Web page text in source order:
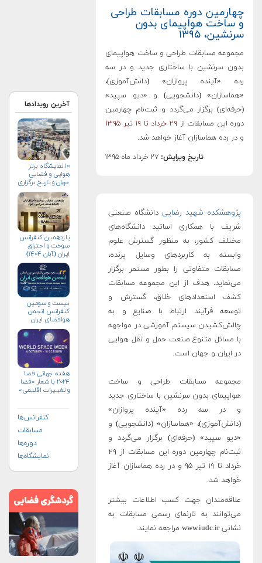
چهارمین دوره مسابقات طراحی
و ساخت هواپیمای بدون
سرنشین، ۱۳۹۵
مجموعه مسابقات طراحی و ساخت هواپیمای
بدون سرنشین با ساختاری جدید و در سه
رده «آینده پروازان» (دانش‌آموزی)،
«هماسازان» (دانشجویی) و «دیو سپید»
(حرفه‌ای) برگزار می‌گردد و ثبت‌نام چهارمین
دوره این مسابقات از
و در رده هماسازان آغاز خواهد شد.
تاریخ ویرایش: ۲۷ خرداد ماه ۱۳۹۵
پژوهشکده شهید رضایی دانشگاه صنعتی
شریف با همکاری اساتید دانشگاه‌های
مختلف کشور، به منظور گسترش علوم
وابسته به کاربردهای وسایل پرنده،
مسابقات متفاوتی را بطور مستمر برگزار
می‌نماید. هدف از این مجموعه مسابقات
کشف استعدادهای خلاق، گسترش و
توسعه فرآیند ارتباط با صنایع و به
چالش‌کشیدن سیستم آموزشی در مواجهه
با مسائل متنوع صنعت حمل و نقل هوایی
در ایران و جهان است.
مجموعه مسابقات طراحی و ساخت
هواپیمای بدون سرنشین با ساختاری جدید
و در سه رده «آینده پروازان»
(دانش‌آموزی)، «هماسازان» (دانشجویی) و
«دیو سپید» (حرفه‌ای) برگزار می‌گردد و
ثبت‌نام چهارمین دوره این مسابقات از ۲۹
خرداد تا ۱۹ تیر ۹۵ و در رده هماسازان آغاز
خواهد شد.
علاقه‌مندان جهت کسب اطلاعات بیشتر
می‌توانند به تارنمای رسمی مسابقات به
نشانی www.iudc.ir مراجعه نمایند.
آخرین رویدادها
۱۰ نمایشگاه برتر
هوایی و فضایی
جهان و تاریخ برگزاری
آن‌ها
یازدهمین کنفرانس
سوخت و احتراق
ایران (آبان‌ ۱۴۰۴)
بیست و سومین
کنفرانس انجمن
هوافضای ايران
هفته جهانی فضا
۲۰۲۴ با شعار «فضا
و تغییرات اقلیمی»
کنفرانس‌ها
مسابقات
دوره‌ها
نمایشگاه‌ها